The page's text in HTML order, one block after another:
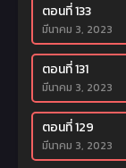
ตอนที่ 133
มีนาคม 3, 2023
ตอนที่ 131
มีนาคม 3, 2023
ตอนที่ 129
มีนาคม 3, 2023